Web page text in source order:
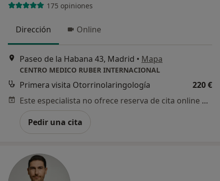
175 opiniones
Dirección Online
Paseo de la Habana 43, Madrid • Mapa
CENTRO MEDICO RUBER INTERNACIONAL
Primera visita Otorrinolaringología
220 €
Este especialista no ofrece reserva de cita online en esta dirección.
Pedir una cita